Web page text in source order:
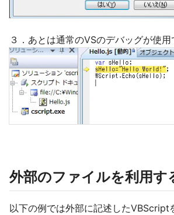
３．あとは通常のVSのデバッグが使用
外部のファイルを利用す
以下の例では外部に記述したVBScript